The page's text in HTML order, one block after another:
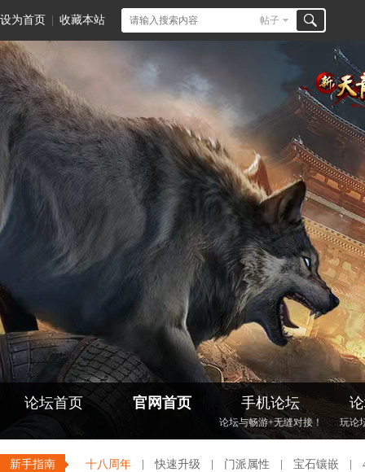
设为首页 收藏本站 帖子
论坛首页 官网首页 手机论坛
论坛与畅游+无缝对接！ 玩论
新手指南 十八周年 快速升级 门派属性 宝石镶嵌